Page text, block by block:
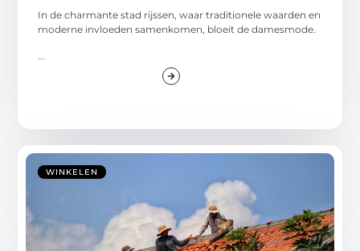
In de charmante stad rijssen, waar traditionele waarden en
moderne invloeden samenkomen, bloeit de damesmode.
WINKELEN